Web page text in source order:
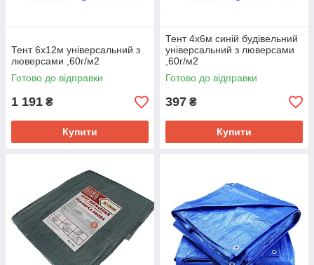
Тент 6х12м універсальний з
люверсами ,60г/м2
Готово до відправки
1 191 ₴
Купити
Тент 4х6м синій будівельний
універсальний з люверсами
,60г/м2
Готово до відправки
397 ₴
Купити